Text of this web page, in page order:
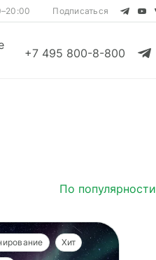
Подписаться
+7 495 800-8-800
По популярности
Хит